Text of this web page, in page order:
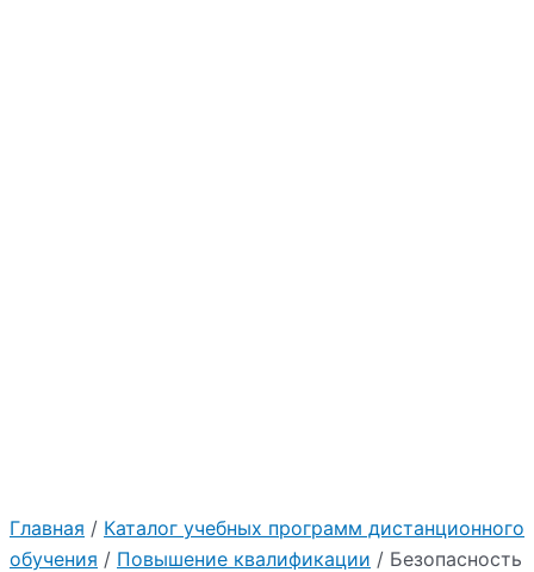
Главная / Каталог учебных программ дистанционного
обучения / Повышение квалификации / Безопасность